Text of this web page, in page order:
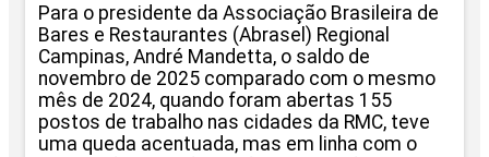
Para o presidente da Associação Brasileira de
Bares e Restaurantes (Abrasel) Regional
Campinas, André Mandetta, o saldo de
novembro de 2025 comparado com o mesmo
mês de 2024, quando foram abertas 155
postos de trabalho nas cidades da RMC, teve
uma queda acentuada, mas em linha com o